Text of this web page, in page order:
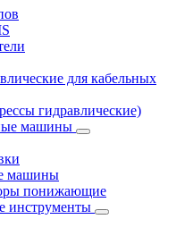
для кабельных
гидравлические)
машины
машины
понижающие
инструменты